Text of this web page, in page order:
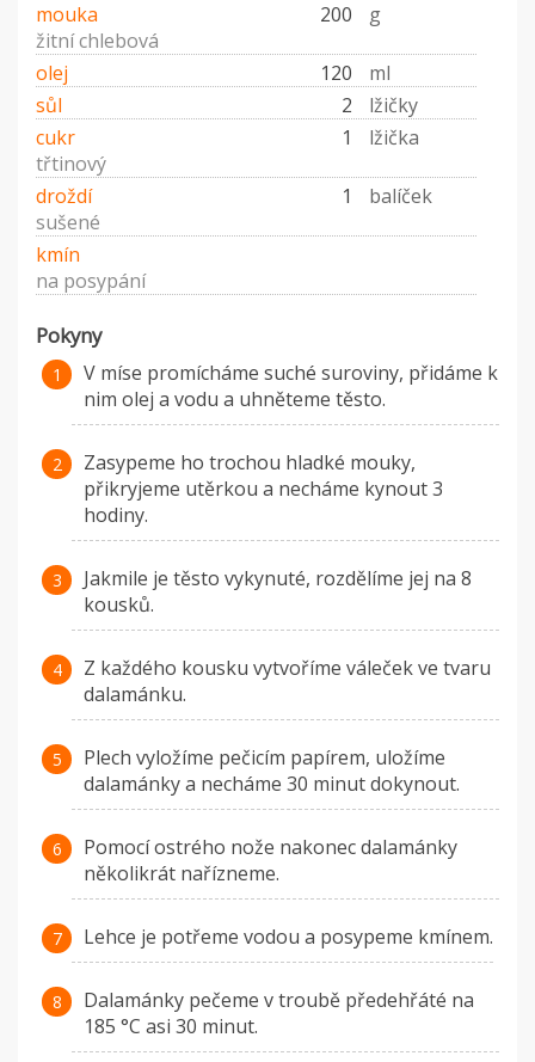
mouka
200
g
žitní chlebová
olej
120
ml
sůl
2
lžičky
cukr
1
lžička
třtinový
droždí
1
balíček
sušené
kmín
na posypání
Pokyny
V míse promícháme suché suroviny, přidáme k
nim olej a vodu a uhněteme těsto.
Zasypeme ho trochou hladké mouky,
přikryjeme utěrkou a necháme kynout 3
hodiny.
Jakmile je těsto vykynuté, rozdělíme jej na 8
kousků.
Z každého kousku vytvoříme váleček ve tvaru
dalamánku.
Plech vyložíme pečicím papírem, uložíme
dalamánky a necháme 30 minut dokynout.
Pomocí ostrého nože nakonec dalamánky
několikrát nařízneme.
Lehce je potřeme vodou a posypeme kmínem.
Dalamánky pečeme v troubě předehřáté na
185 °C asi 30 minut.